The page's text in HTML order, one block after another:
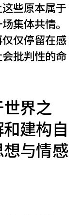
些原本属于
集体共情。
仅停留在感
批判性的命
界之
建构自
与情感